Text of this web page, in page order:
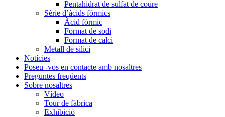
Pentahidrat de sulfat de coure
Sèrie d’àcids fòrmics
Àcid fòrmic
Format de sodi
Format de calci
Metall de silici
Notícies
Poseu -vos en contacte amb nosaltres
Preguntes freqüents
Sobre nosaltres
Vídeo
Tour de fàbrica
Exhibició